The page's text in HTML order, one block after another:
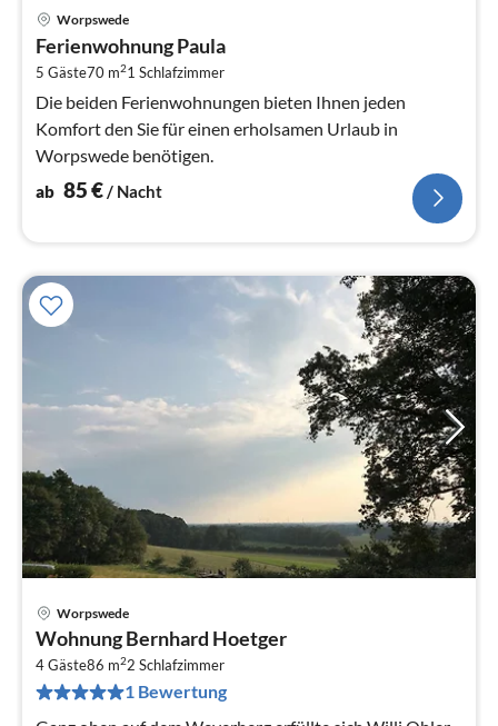
Worpswede
Ferienwohnung Paula
5 Gäste70 m21 Schlafzimmer
Die beiden Ferienwohnungen bieten Ihnen jeden
Komfort den Sie für einen erholsamen Urlaub in
Worpswede benötigen.
ab 85€/ Nacht
Worpswede
Wohnung Bernhard Hoetger
4 Gäste86 m22 Schlafzimmer
1 Bewertung